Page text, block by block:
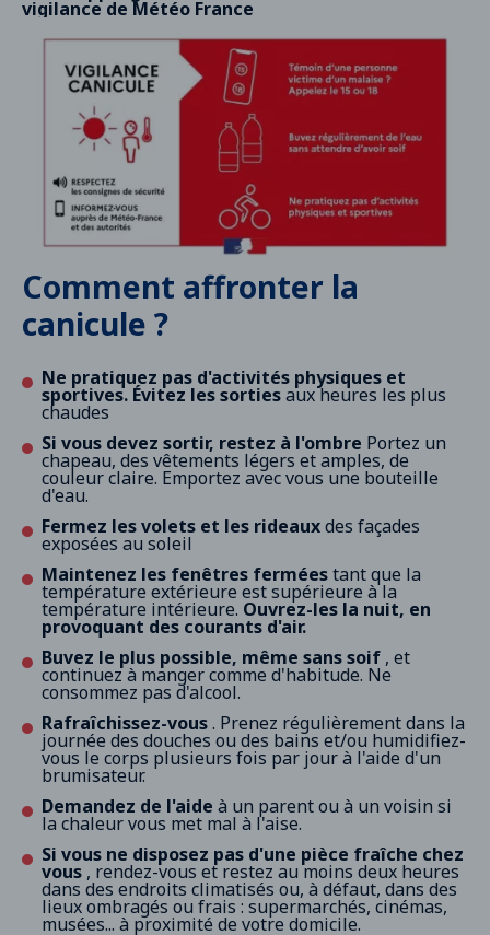
Fermetures et interdictions
Accueils de loisirs et crèches
Solidarité avec les plus fragiles : la veille
saisonnière activée
vigilance de Météo France
Comment affronter la
canicule ?
Ne pratiquez pas d'activités physiques et
sportives. Évitez les sortiesaux heures les plus
chaudes
Si vous devez sortir, restez à l'ombre Portez un
chapeau, des vêtements légers et amples, de
couleur claire. Emportez avec vous une bouteille
d'eau.
Fermez les volets et les rideauxdes façades
exposées au soleil
Maintenez les fenêtres ferméestant que la
température extérieure est supérieure à la
température intérieure. Ouvrez-les la nuit, en
provoquant des courants d'air.
Buvez le plus possible, même sans soif , et
continuez à manger comme d'habitude. Ne
consommez pas d'alcool.
Rafraîchissez-vous. Prenez régulièrement dans la
journée des douches ou des bains et/ou humidifiez-
vous le corps plusieurs fois par jour à l'aide d'un
brumisateur.
Demandez de l'aide à un parent ou à un voisin si
la chaleur vous met mal à l'aise.
Si vous ne disposez pas d'une pièce fraîche chez
vous , rendez-vous et restez au moins deux heures
dans des endroits climatisés ou, à défaut, dans des
lieux ombragés ou frais : supermarchés, cinémas,
musées... à proximité de votre domicile.